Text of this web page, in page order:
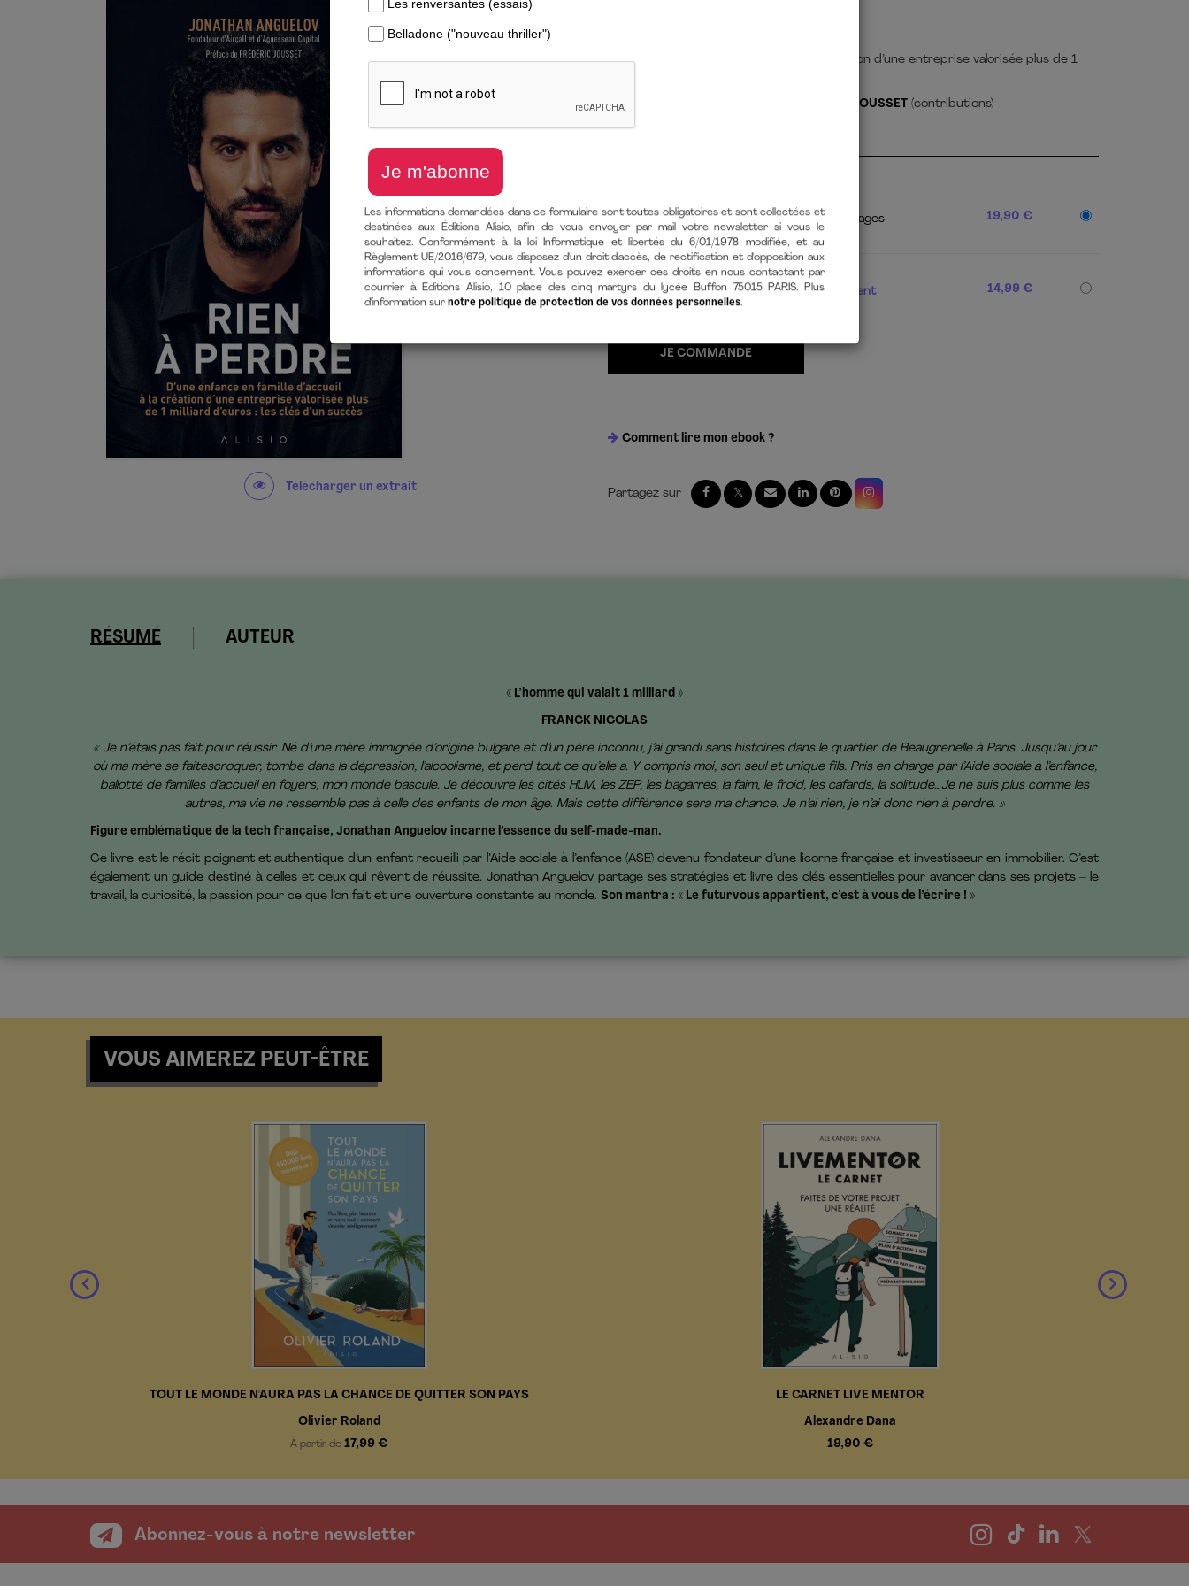
Télécharger un extrait
D’une enfance en famille d’accueil à la création d’une entreprise valorisée plus de 1
de
FRÉDÉRIC JOUSSET (contributions)
13 mars 2025
9782379354410
Format 145 X 225
224 Pages
En stock
19,90 €
EBOOK [EPUB + MOBI/KINDLE + PDF]
9782379355356
224 Pages
Téléchargement
après achat
14,99 €
Comment lire mon ebook ?
RÉSUMÉ AUTEUR
« L’homme qui valait 1 milliard »
FRANCK NICOLAS
« Je n’étais pas fait pour réussir. Né d’une mère immigrée d’origine bulgare et d’un père inconnu, j’ai grandi sans histoires dans le quartier de Beaugrenelle à Paris. Jusqu’au jour
où ma mère se faitescroquer, tombe dans la dépression, l’alcoolisme, et perd tout ce qu’elle a. Y compris moi, son seul et unique fils. Pris en charge par l’Aide sociale à l’enfance,
ballotté de familles d’accueil en foyers, mon monde bascule. Je découvre les cités HLM, les ZEP, les bagarres, la faim, le froid, les cafards, la solitude…Je ne suis plus comme les
autres, ma vie ne ressemble pas à celle des enfants de mon âge. Mais cette différence sera ma chance. Je n’ai rien, je n’ai donc rien à perdre. »
Figure emblématique de la tech française, Jonathan Anguelov incarne l’essence du self-made-man.
Ce livre est le récit poignant et authentique d’un enfant recueilli par l’Aide sociale à l’enfance (ASE) devenu fondateur d’une licorne française et investisseur en immobilier. C’est
également un guide destiné à celles et ceux qui rêvent de réussite. Jonathan Anguelov partage ses stratégies et livre des clés essentielles pour avancer dans ses projets – le
travail, la curiosité, la passion pour ce que l’on fait et une ouverture constante au monde. Son mantra : « Le futurvous appartient, c’est à vous de l’écrire ! »
VOUS AIMEREZ PEUT-ÊTRE
TOUT LE MONDE N'AURA PAS LA CHANCE DE QUITTER SON PAYS
Olivier Roland
À partir de17,99 €
LE CARNET LIVE MENTOR
Alexandre Dana
19,90 €
Abonnez-vous à notre newsletter
Les informations demandées dans ce formulaire sont toutes obligatoires et sont collectées et
destinées aux Éditions Alisio, afin de vous envoyer par mail votre newsletter si vous le
souhaitez. Conformément à la loi Informatique et libertés du 6/01/1978 modifiée, et au
Règlement UE/2016/679, vous disposez d'un droit d'accès, de rectification et d'opposition aux
informations qui vous concernent. Vous pouvez exercer ces droits en nous contactant par